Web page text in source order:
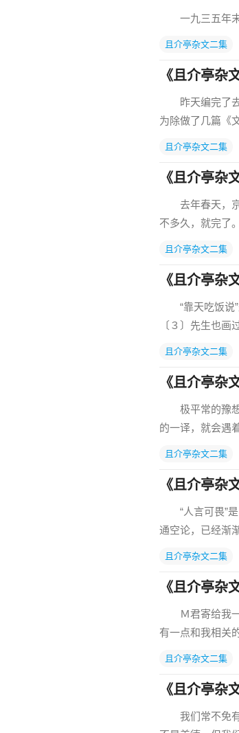
一九三五年末
且介亭杂文二集
《且介亭杂
昨天编完了去
为除做了几篇《
且介亭杂文二集
《且介亭杂
去年春天，京
不多久，就完了
且介亭杂文二集
《且介亭杂
“靠天吃饭说”
〔３〕先生也
且介亭杂文二集
《且介亭杂
极平常的豫想
的一译，就会遇
且介亭杂文二集
《且介亭杂
“人言可畏”是
通空论，已经渐
且介亭杂文二集
《且介亭杂
Ｍ君寄给我一
有一点和我相关
且介亭杂文二集
《且介亭杂
我们常不免有